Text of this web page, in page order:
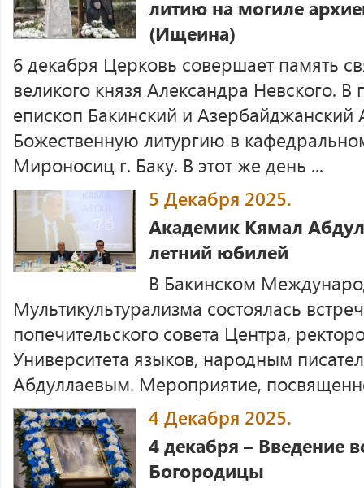
литию на могиле
(Ищеина)
6 декабря Церковь совершает память
великого князя Александра Невского.
епископ Бакинский и
Божественную литургию в
Мироносиц г. Баку. В этот же день ...
5 Декабря 2025.
Академик Кямал
летний юбилей
В Бакинском
Мультикультурализма состоялась
попечительского совета Центра,
Университета языков, народным
Абдуллаевым. Мероприятие,
4 Декабря 2025.
4 декабря – Введение
Богородицы